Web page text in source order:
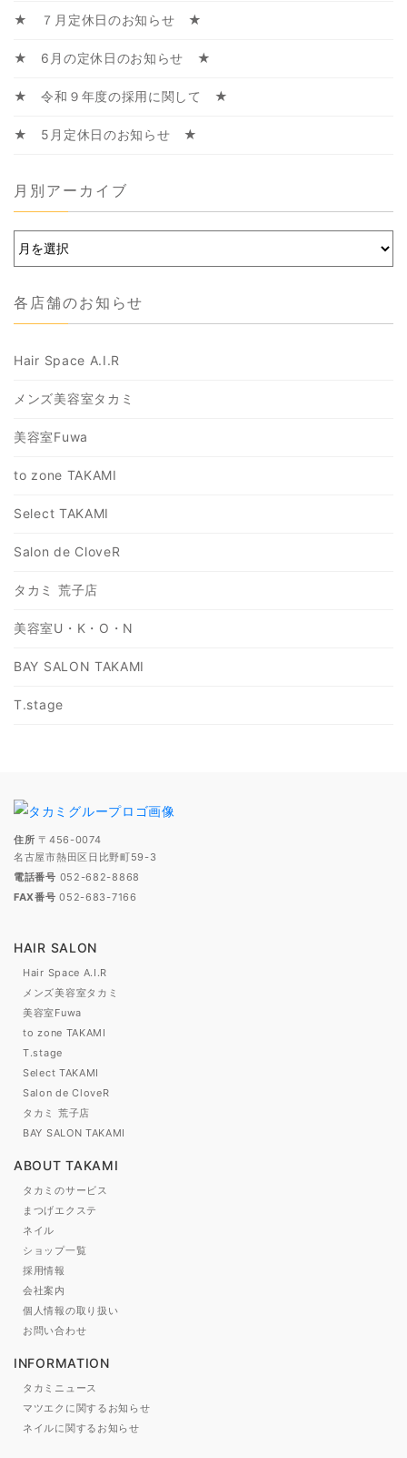
★ ７月定休日のお知らせ ★
★ 6月の定休日のお知らせ ★
★ 令和９年度の採用に関して ★
★ 5月定休日のお知らせ ★
月別アーカイブ
各店舗のお知らせ
Hair Space A.I.R
メンズ美容室タカミ
美容室Fuwa
to zone TAKAMI
Select TAKAMI
Salon de CloveR
タカミ 荒子店
美容室U・K・O・N
BAY SALON TAKAMI
T.stage
住所 〒456-0074
名古屋市熱田区日比野町59-3
電話番号 052-682-8868
FAX番号 052-683-7166
HAIR SALON
Hair Space A.I.R
メンズ美容室タカミ
美容室Fuwa
to zone TAKAMI
T.stage
Select TAKAMI
Salon de CloveR
タカミ 荒子店
BAY SALON TAKAMI
ABOUT TAKAMI
タカミのサービス
まつげエクステ
ネイル
ショップ一覧
採用情報
会社案内
個人情報の取り扱い
お問い合わせ
INFORMATION
タカミニュース
マツエクに関するお知らせ
ネイルに関するお知らせ